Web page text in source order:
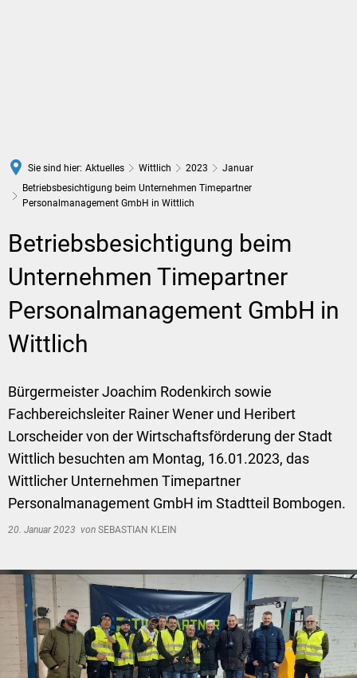
Sie sind hier: Aktuelles Wittlich 2023
Januar
Betriebsbesichtigung beim Unternehmen Timepartner
Personalmanagement GmbH in Wittlich
Betriebsbesichtigung beim
Unternehmen Timepartner
Personalmanagement GmbH in
Wittlich
Bürgermeister Joachim Rodenkirch sowie
Fachbereichsleiter Rainer Wener und Heribert
Lorscheider von der Wirtschaftsförderung der Stadt
Wittlich besuchten am Montag, 16.01.2023, das
Wittlicher Unternehmen Timepartner
Personalmanagement GmbH im Stadtteil Bombogen.
20. Januar 2023 von SEBASTIAN KLEIN